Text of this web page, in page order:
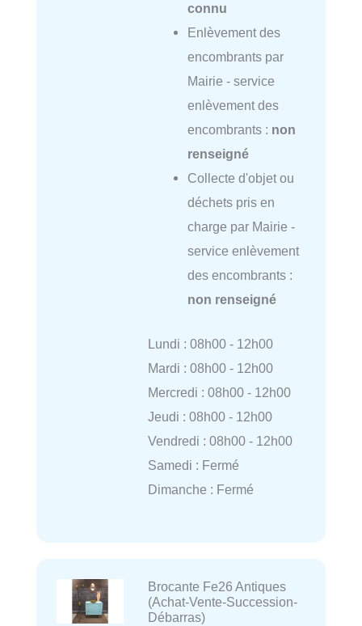
connu
Enlèvement des
encombrants par
Mairie - service
enlèvement des
encombrants : non
renseigné
Collecte d'objet ou
déchets pris en
charge par Mairie -
service enlèvement
des encombrants :
non renseigné
Lundi : 08h00 - 12h00
Mardi : 08h00 - 12h00
Mercredi : 08h00 - 12h00
Jeudi : 08h00 - 12h00
Vendredi : 08h00 - 12h00
Samedi : Fermé
Dimanche : Fermé
Brocante Fe26 Antiques
(Achat-Vente-Succession-
Débarras)